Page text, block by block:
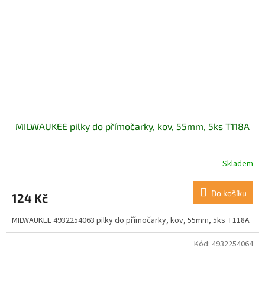
MILWAUKEE pilky do přímočarky, kov, 55mm, 5ks T118A
Skladem
124 Kč Do košíku
MILWAUKEE 4932254063 pilky do přímočarky, kov, 55mm, 5ks T118A
Kód: 4932254064